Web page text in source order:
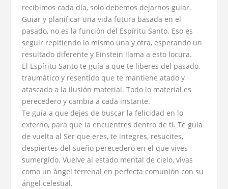
recibimos cada día, solo debemos dejarnos guiar.
Guiar y planificar una vida futura basada en el
pasado, no es la función del Espíritu Santo. Eso es
seguir repitiendo lo mismo una y otra, esperando un
resultado diferente y Einstein llama a esto locura.
El Espíritu Santo te guía a que te liberes del pasado,
traumático y resentido que te mantiene atado y
atascado a la ilusión material. Todo lo material es
perecedero y cambia a cada instante.
Te guía a que dejes de buscar la felicidad en lo
externo, para que la encuentres dentro de ti. Te guía
de vuelta al Ser que eres, te integres, resucites,
despiertes del sueño perecedero en el que vives
sumergido. Vuelve al estado mental de cielo, vivas
como un ángel terrenal en perfecta comunión con su
ángel celestial.